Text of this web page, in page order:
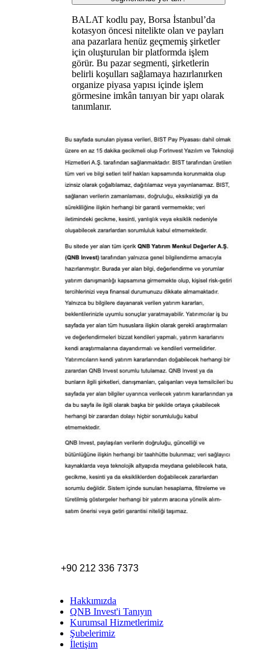
BALAT kodlu pay, Borsa İstanbul’da
kotasyon öncesi nitelikte olan ve payları
ana pazarlara henüz geçmemiş şirketler
için oluşturulan bir platformda işlem
görür. Bu pazar segmenti, şirketlerin
belirli koşulları sağlamaya hazırlanırken
organize piyasa yapısı içinde işlem
görmesine imkân tanıyan bir yapı olarak
tanımlanır.
+90 212 336 7373
Hakkımızda
QNB Invest'i Tanıyın
Kurumsal Hizmetlerimiz
Şubelerimiz
İletişim